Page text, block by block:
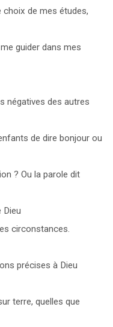
choix de mes études,
guider dans mes
négatives des autres
de dire bonjour ou
? Ou la parole dit
Dieu
circonstances.
précises à Dieu
terre, quelles que